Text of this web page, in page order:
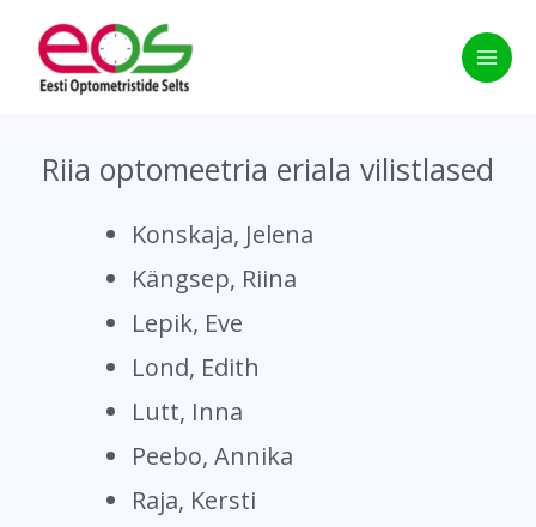
content
Riia optomeetria eriala vilistlased
Konskaja, Jelena
Kängsep, Riina
Lepik, Eve
Lond, Edith
Lutt, Inna
Peebo, Annika
Raja, Kersti